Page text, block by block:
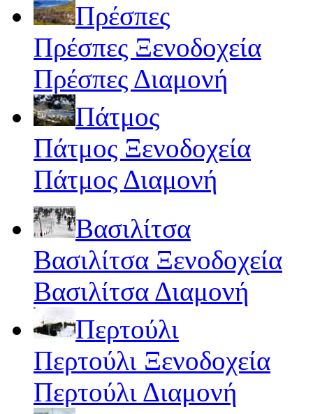
Πρέσπες
Πρέσπες Ξενοδοχεία
Πρέσπες Διαμονή
Πάτμος
Πάτμος Ξενοδοχεία
Πάτμος Διαμονή
Βασιλίτσα
Βασιλίτσα Ξενοδοχεία
Βασιλίτσα Διαμονή
Περτούλι
Περτούλι Ξενοδοχεία
Περτούλι Διαμονή